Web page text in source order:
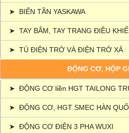
➤ BIẾN TẦN YASKAWA
➤ TAY BẤM, TAY TRANG ĐIỀU
➤ TỦ ĐIỆN TRỞ VÀ ĐIỆN TRỞ XẢ
ĐỘNG CƠ, HỘP
➤ ĐỘNG CƠ liền HGT TAILONG
➤ ĐỘNG CƠ, HGT SMEC HÀN
➤ ĐỘNG CƠ ĐIỆN 3 PHA WUXI